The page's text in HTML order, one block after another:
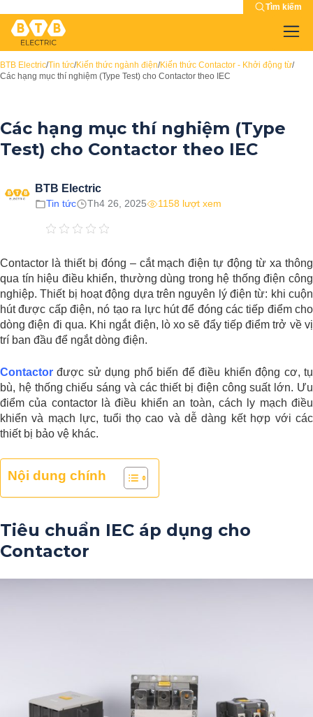
Tìm kiếm
BTB Electric/Tin tức/Kiến thức ngành điện/Kiến thức Contactor - Khởi động từ/
Các hạng mục thí nghiệm (Type Test) cho Contactor theo IEC
Các hạng mục thí nghiệm (Type
Test) cho Contactor theo IEC
BTB Electric
Tin tức Th4 26, 2025 1158 lượt xem
Contactor là thiết bị đóng – cắt mạch điện tự động từ xa thông
qua tín hiệu điều khiển, thường dùng trong hệ thống điện công
nghiệp. Thiết bị hoạt động dựa trên nguyên lý điện từ: khi cuộn
hút được cấp điện, nó tạo ra lực hút để đóng các tiếp điểm cho
dòng điện đi qua. Khi ngắt điện, lò xo sẽ đẩy tiếp điểm trở về vị
trí ban đầu để ngắt dòng điện.
Contactor được sử dụng phổ biến để điều khiển động cơ, tụ
bù, hệ thống chiếu sáng và các thiết bị điện công suất lớn. Ưu
điểm của contactor là điều khiển an toàn, cách ly mạch điều
khiển và mạch lực, tuổi thọ cao và dễ dàng kết hợp với các
thiết bị bảo vệ khác.
Nội dung chính
Tiêu chuẩn IEC áp dụng cho
Contactor